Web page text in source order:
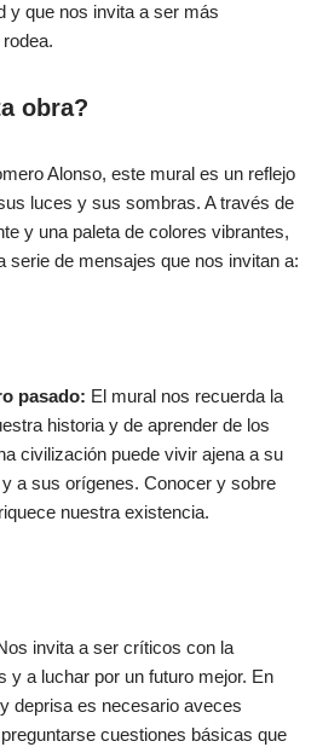
y que nos invita a ser más
obra?
Alonso, este mural es un reflejo
luces y sus sombras. A través de
y una paleta de colores vibrantes,
serie de mensajes que nos invitan a:
pasado: El mural nos recuerda la
historia y de aprender de los
civilización puede vivir ajena a su
a sus orígenes. Conocer y sobre
nuestra existencia.
invita a ser críticos con la
y a luchar por un futuro mejor. En
deprisa es necesario aveces
cuestiones básicas que